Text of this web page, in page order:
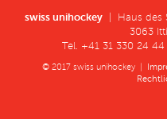
swiss unihockey| Haus des
3063
Tel. +41 31 330 24
© 2017 swiss unihockey |